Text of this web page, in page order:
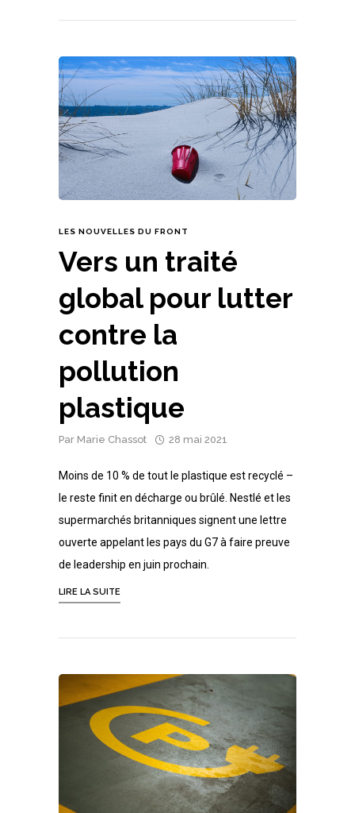
LES NOUVELLES DU FRONT
Vers un traité
global pour lutter
contre la
pollution
plastique
Par Marie Chassot 28 mai 2021
Moins de 10 % de tout le plastique est recyclé –
le reste finit en décharge ou brûlé. Nestlé et les
supermarchés britanniques signent une lettre
ouverte appelant les pays du G7 à faire preuve
de leadership en juin prochain.
LIRE LA SUITE